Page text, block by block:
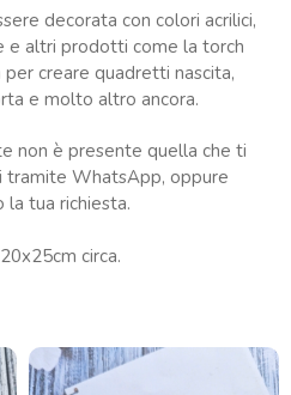
decorata con colori acrilici,
e altri prodotti come la torch
creare quadretti nascita,
e molto altro ancora.
non è presente quella che ti
tramite WhatsApp, oppure
la tua richiesta.
circa.